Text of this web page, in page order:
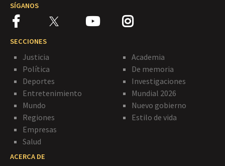
SÍGANOS
SECCIONES
Justicia
Política
Deportes
Entretenimiento
Mundo
Regiones
Empresas
Salud
Academia
De memoria
Investigaciones
Mundial 2026
Nuevo gobierno
Estilo de vida
ACERCA DE